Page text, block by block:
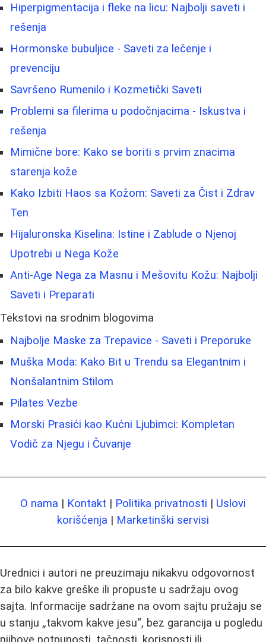
Hiperpigmentacija i fleke na licu: Najbolji saveti i
rešenja
Hormonske bubuljice - Saveti za lečenje i
prevenciju
Savršeno Rumenilo i Kozmetički Saveti
Problemi sa filerima u podočnjacima - Iskustva i
rešenja
Mimične bore: Kako se boriti s prvim znacima
starenja kože
Kako Izbiti Haos sa Kožom: Saveti za Čist i Zdrav
Ten
Hijaluronska Kiselina: Istine i Zablude o Njenoj
Upotrebi u Nega Kože
Anti-Age Nega za Masnu i Mešovitu Kožu: Najbolji
Saveti i Preparati
Tekstovi na srodnim blogovima
Najbolje Maske za Trepavice - Saveti i Preporuke
Muška Moda: Kako Bit u Trendu sa Elegantnim i
Nonšalantnim Stilom
Pilates Vezbe
Morski Prasići kao Kućni Ljubimci: Kompletan
Vodič za Njegu i Čuvanje
O nama | Kontakt | Politika privatnosti | Uslovi
korišćenja | Marketinški servisi
Urednici i autori ne preuzimaju nikakvu odgovornost
za bilo kakve greške ili propuste u sadržaju ovog
sajta. Informacije sadržane na ovom sajtu pružaju se
u stanju „takvom kakve jesu“, bez garancija u pogledu